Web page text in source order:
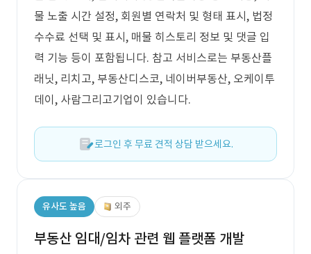
물 노출 시간 설정, 회원별 연락처 및 형태 표시, 법정
수수료 선택 및 표시, 매물 히스토리 정보 및 댓글 입
력 기능 등이 포함됩니다. 참고 서비스로는 부동산플
래닛, 리치고, 부동산디스코, 네이버부동산, 오케이투
데이, 사람그리고기업이 있습니다.
로그인 후 무료 견적 상담 받으세요.
유사도 높음 외주
부동산 임대/임차 관련 웹 플랫폼 개발